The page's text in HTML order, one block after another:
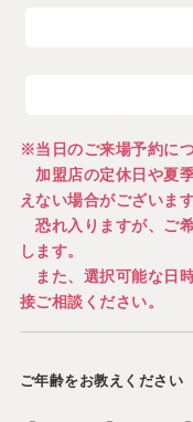
※当日のご来場予約に
加盟店の定休日や夏
えない場合がございます
恐れ入りますが、ご
します。
また、選択可能な日
接ご相談ください。
ご年齢をお教えください